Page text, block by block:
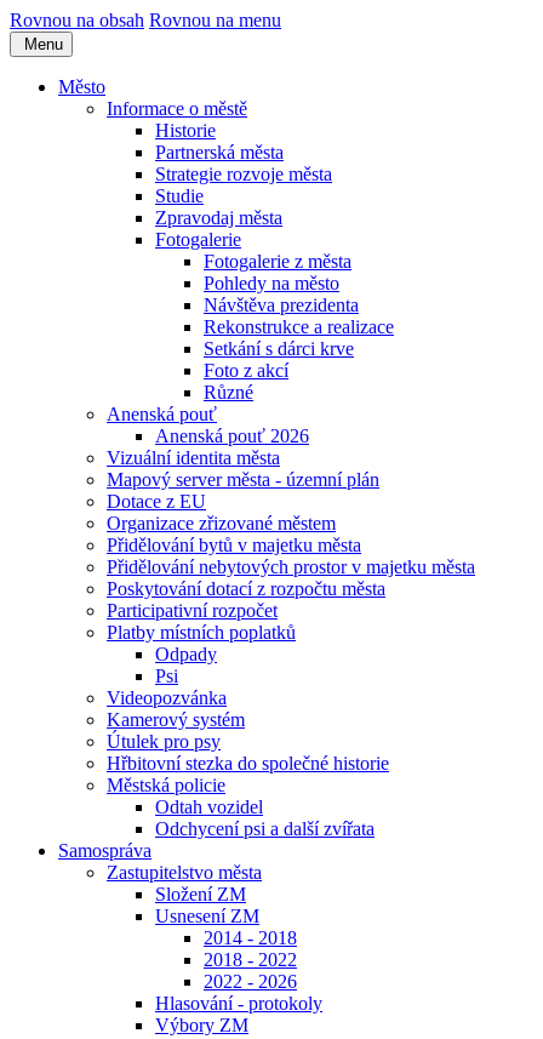
Rovnou na obsah Rovnou na menu
Menu
Město
Informace o městě
Historie
Partnerská města
Strategie rozvoje města
Studie
Zpravodaj města
Fotogalerie
Fotogalerie z města
Pohledy na město
Návštěva prezidenta
Rekonstrukce a realizace
Setkání s dárci krve
Foto z akcí
Různé
Anenská pouť
Anenská pouť 2026
Vizuální identita města
Mapový server města - územní plán
Dotace z EU
Organizace zřizované městem
Přidělování bytů v majetku města
Přidělování nebytových prostor v majetku města
Poskytování dotací z rozpočtu města
Participativní rozpočet
Platby místních poplatků
Odpady
Psi
Videopozvánka
Kamerový systém
Útulek pro psy
Hřbitovní stezka do společné historie
Městská policie
Odtah vozidel
Odchycení psi a další zvířata
Samospráva
Zastupitelstvo města
Složení ZM
Usnesení ZM
2014 - 2018
2018 - 2022
2022 - 2026
Hlasování - protokoly
Výbory ZM